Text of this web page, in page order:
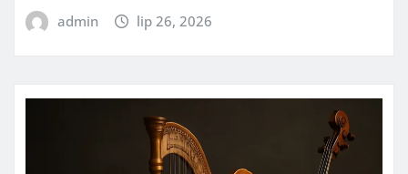
admin lip 26, 2026